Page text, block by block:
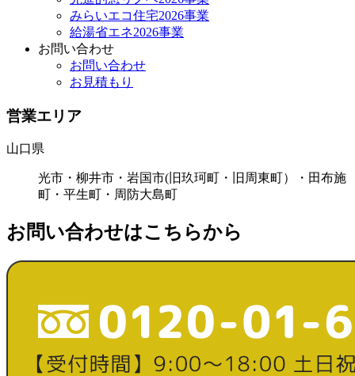
みらいエコ住宅2026事業
給湯省エネ2026事業
お問い合わせ
お問い合わせ
お見積もり
営業エリア
山口県
光市・柳井市・岩国市(旧玖珂町・旧周東町）・田布施
町・平生町・周防大島町
お問い合わせはこちらから